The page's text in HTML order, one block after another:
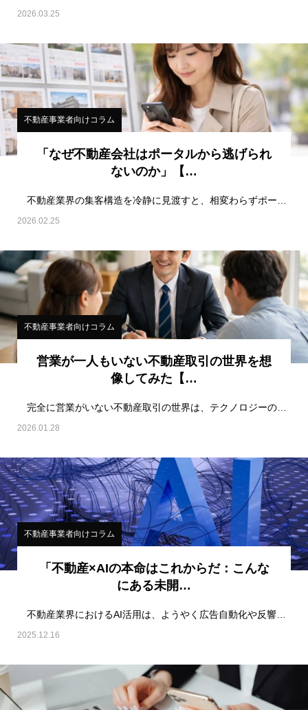
2026.03.25
不動産事業者向けコラム
「なぜ不動産会社はポータルから逃げられ
ないのか」【…
2026.02.25
不動産事業者向けコラム
営業が一人もいない不動産取引の世界を想
像してみた【…
2026.01.28
不動産事業者向けコラム
「不動産×AIの本命はこれからだ：こんな
にある未開…
2025.12.16